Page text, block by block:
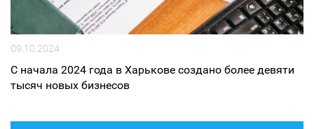
09.10.2024
С начала 2024 года в Харькове создано более девяти
тысяч новых бизнесов